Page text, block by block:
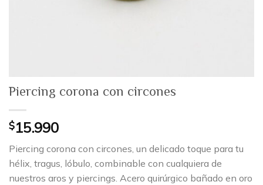
Piercing corona con circones
$15.990
Piercing corona con circones, un delicado toque para tu
hélix, tragus, lóbulo, combinable con cualquiera de
nuestros aros y piercings. Acero quirúrgico bañado en oro